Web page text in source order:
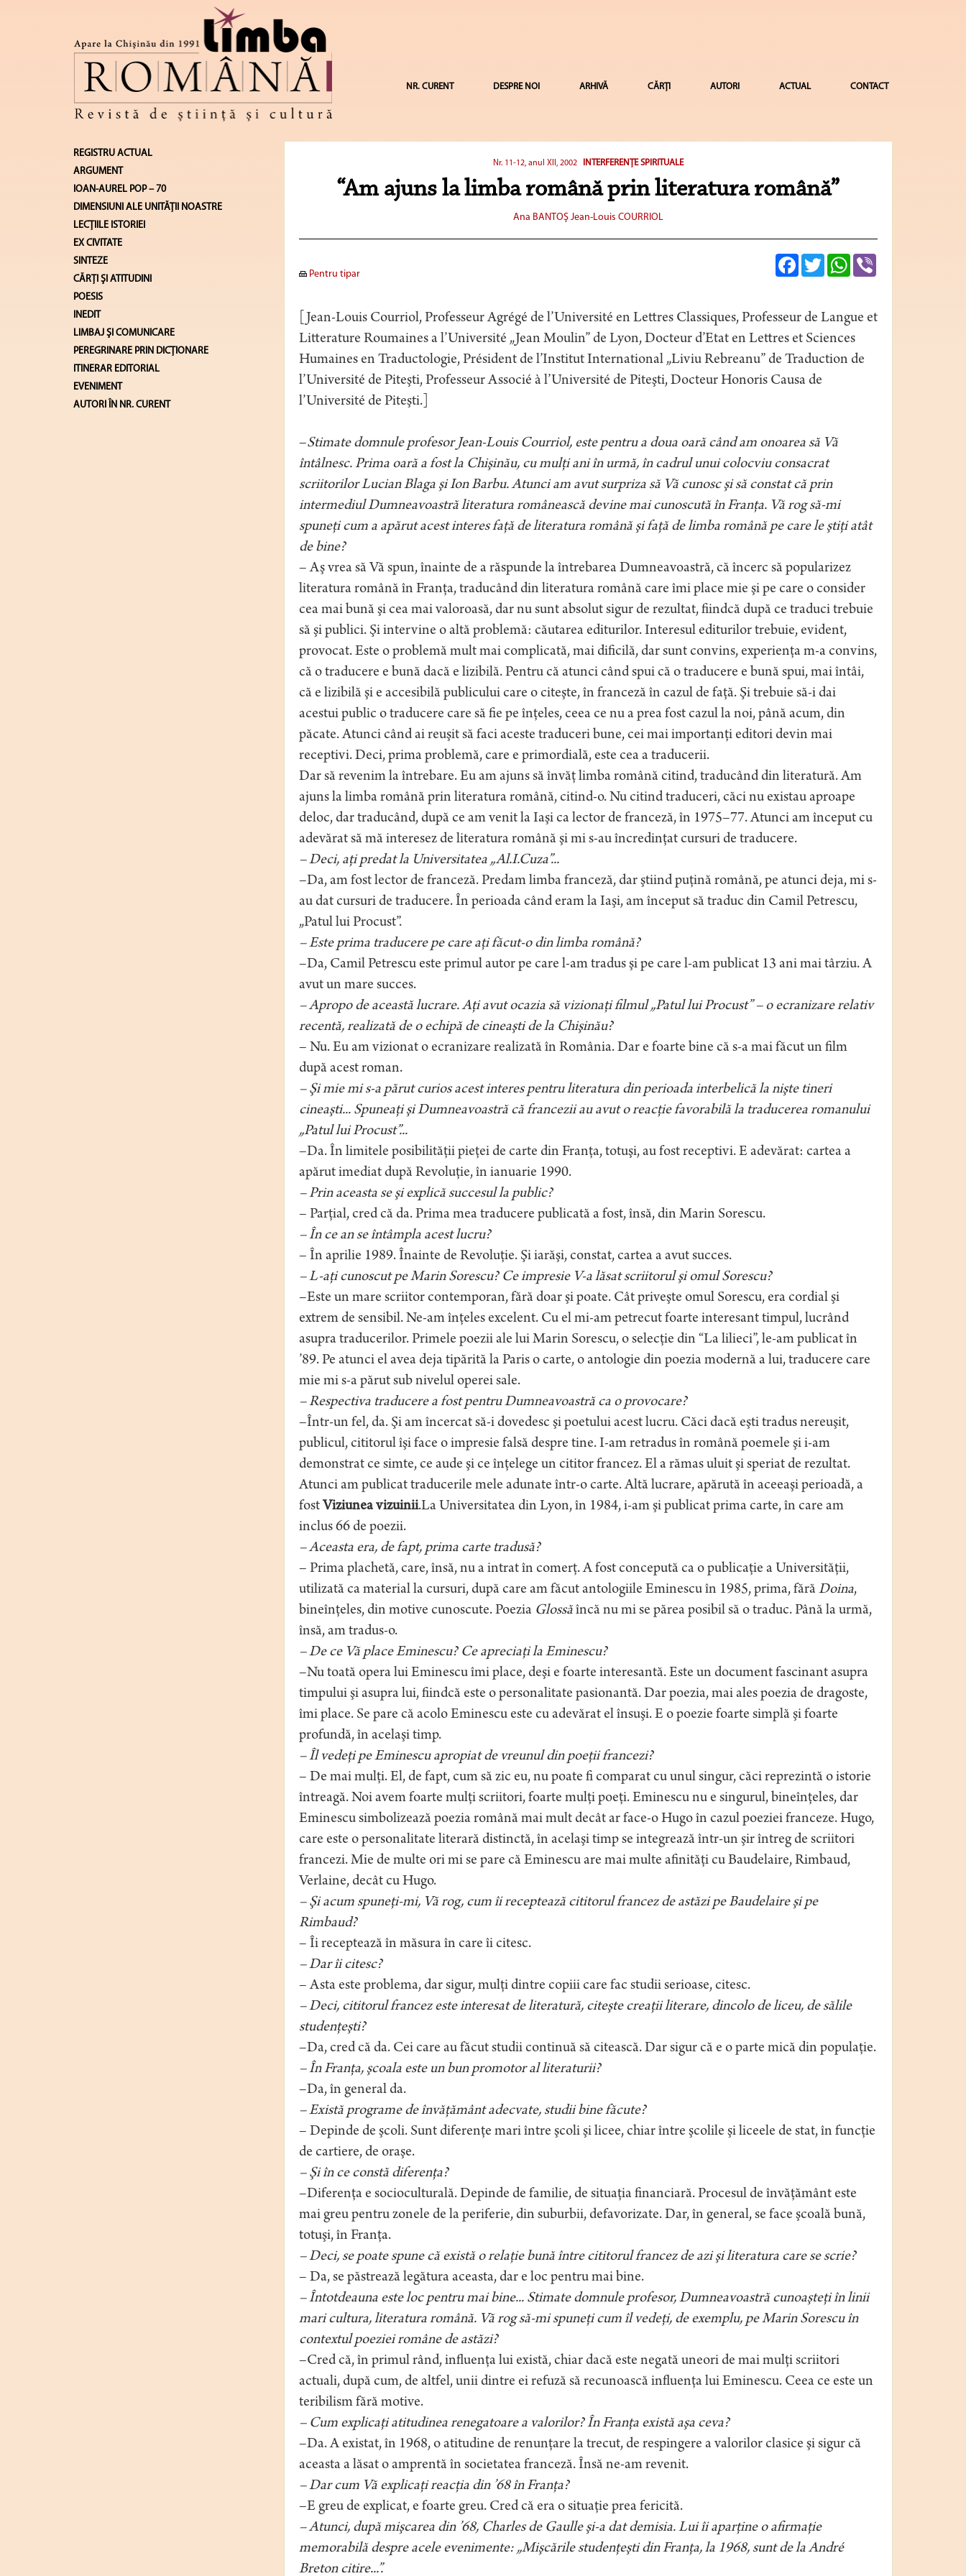
NR. CURENT DESPRE NOI ARHIVĂ CĂRȚI AUTORI ACTUAL CONTACT
REGISTRU ACTUAL
ARGUMENT
IOAN-AUREL POP – 70
DIMENSIUNI ALE UNITĂŢII NOASTRE
LECŢIILE ISTORIEI
EX CIVITATE
SINTEZE
CĂRŢI ŞI ATITUDINI
POESIS
INEDIT
LIMBAJ ŞI COMUNICARE
PEREGRINARE PRIN DICȚIONARE
ITINERAR EDITORIAL
EVENIMENT
AUTORI ÎN NR. CURENT
Nr. 11-12, anul XII, 2002 INTERFERENŢE SPIRITUALE
“Am ajuns la limba română prin literatura română”
Ana BANTOŞ Jean-Louis COURRIOL
Pentru tipar
FacebookTwitterWhatsApp
[Jean-Louis Courriol, Professeur Agrégé de l’Université en Lettres Classiques, Professeur de Langue et
Litterature Roumaines a l’Université „Jean Moulin” de Lyon, Docteur d’Etat en Lettres et Sciences
Humaines en Traductologie, Président de l’Institut International „Liviu Rebreanu” de Traduction de
l’Université de Piteşti, Professeur Associé à l’Université de Piteşti, Docteur Honoris Causa de
l’Université de Piteşti.]
–Stimate domnule profesor Jean-Louis Courriol, este pentru a doua oară când am onoarea să Vă
întâlnesc. Prima oară a fost la Chişinău, cu mulţi ani în urmă, în cadrul unui colocviu consacrat
scriitorilor Lucian Blaga şi Ion Barbu. Atunci am avut surpriza să Vă cunosc şi să constat că prin
intermediul Dumneavoastră literatura românească devine mai cunoscută în Franţa. Vă rog să-mi
spuneţi cum a apărut acest interes faţă de literatura română şi faţă de limba română pe care le ştiţi atât
de bine?
– Aş vrea să Vă spun, înainte de a răspunde la întrebarea Dumneavoastră, că încerc să popularizez
literatura română în Franţa, traducând din literatura română care îmi place mie şi pe care o consider
cea mai bună şi cea mai valoroasă, dar nu sunt absolut sigur de rezultat, fiindcă după ce traduci trebuie
să şi publici. Şi intervine o altă problemă: căutarea editurilor. Interesul editurilor trebuie, evident,
provocat. Este o problemă mult mai complicată, mai dificilă, dar sunt convins, experienţa m-a convins,
că o traducere e bună dacă e lizibilă. Pentru că atunci când spui că o traducere e bună spui, mai întâi,
că e lizibilă şi e accesibilă publicului care o citeşte, în franceză în cazul de faţă. Şi trebuie să-i dai
acestui public o traducere care să fie pe înţeles, ceea ce nu a prea fost cazul la noi, până acum, din
păcate. Atunci când ai reuşit să faci aceste traduceri bune, cei mai importanţi editori devin mai
receptivi. Deci, prima problemă, care e primordială, este cea a traducerii.
Dar să revenim la întrebare. Eu am ajuns să învăţ limba română citind, traducând din literatură. Am
ajuns la limba română prin literatura română, citind-o. Nu citind traduceri, căci nu existau aproape
deloc, dar traducând, după ce am venit la Iaşi ca lector de franceză, în 1975–77. Atunci am început cu
adevărat să mă interesez de literatura română şi mi s-au încredinţat cursuri de traducere.
– Deci, aţi predat la Universitatea „Al.I.Cuza”...
–Da, am fost lector de franceză. Predam limba franceză, dar ştiind puţină română, pe atunci deja, mi s-
au dat cursuri de traducere. În perioada când eram la Iaşi, am început să traduc din Camil Petrescu,
„Patul lui Procust”.
– Este prima traducere pe care aţi făcut-o din limba română?
–Da, Camil Petrescu este primul autor pe care l-am tradus şi pe care l-am publicat 13 ani mai târziu. A
avut un mare succes.
– Apropo de această lucrare. Aţi avut ocazia să vizionaţi filmul „Patul lui Procust” – o ecranizare relativ
recentă, realizată de o echipă de cineaşti de la Chişinău?
– Nu. Eu am vizionat o ecranizare realizată în România. Dar e foarte bine că s-a mai făcut un film
după acest roman.
– Şi mie mi s-a părut curios acest interes pentru literatura din perioada interbelică la nişte tineri
cineaşti... Spuneaţi şi Dumneavoastră că francezii au avut o reacţie favorabilă la traducerea romanului
„Patul lui Procust”...
–Da. În limitele posibilităţii pieţei de carte din Franţa, totuşi, au fost receptivi. E adevărat: cartea a
apărut imediat după Revoluţie, în ianuarie 1990.
– Prin aceasta se şi explică succesul la public?
– Parţial, cred că da. Prima mea traducere publicată a fost, însă, din Marin Sorescu.
– În ce an se întâmpla acest lucru?
– În aprilie 1989. Înainte de Revoluţie. Şi iarăşi, constat, cartea a avut succes.
– L-aţi cunoscut pe Marin Sorescu? Ce impresie V-a lăsat scriitorul şi omul Sorescu?
–Este un mare scriitor contemporan, fără doar şi poate. Cât priveşte omul Sorescu, era cordial şi
extrem de sensibil. Ne-am înţeles excelent. Cu el mi-am petrecut foarte interesant timpul, lucrând
asupra traducerilor. Primele poezii ale lui Marin Sorescu, o selecţie din “La lilieci”, le-am publicat în
’89. Pe atunci el avea deja tipărită la Paris o carte, o antologie din poezia modernă a lui, traducere care
mie mi s-a părut sub nivelul operei sale.
– Respectiva traducere a fost pentru Dumneavoastră ca o provocare?
–Într-un fel, da. Şi am încercat să-i dovedesc şi poetului acest lucru. Căci dacă eşti tradus nereuşit,
publicul, cititorul îşi face o impresie falsă despre tine. I-am retradus în română poemele şi i-am
demonstrat ce simte, ce aude şi ce înţelege un cititor francez. El a rămas uluit şi speriat de rezultat.
Atunci am publicat traducerile mele adunate într-o carte. Altă lucrare, apărută în aceeaşi perioadă, a
fost Viziunea vizuinii.La Universitatea din Lyon, în 1984, i-am şi publicat prima carte, în care am
inclus 66 de poezii.
– Aceasta era, de fapt, prima carte tradusă?
– Prima plachetă, care, însă, nu a intrat în comerţ. A fost concepută ca o publicaţie a Universităţii,
utilizată ca material la cursuri, după care am făcut antologiile Eminescu în 1985, prima, fără Doina,
bineînţeles, din motive cunoscute. Poezia Glossăîncă nu mi se părea posibil să o traduc. Până la urmă,
însă, am tradus-o.
– De ce Vă place Eminescu? Ce apreciaţi la Eminescu?
–Nu toată opera lui Eminescu îmi place, deşi e foarte interesantă. Este un document fascinant asupra
timpului şi asupra lui, fiindcă este o personalitate pasionantă. Dar poezia, mai ales poezia de dragoste,
îmi place. Se pare că acolo Eminescu este cu adevărat el însuşi. E o poezie foarte simplă şi foarte
profundă, în acelaşi timp.
– Îl vedeţi pe Eminescu apropiat de vreunul din poeţii francezi?
– De mai mulţi. El, de fapt, cum să zic eu, nu poate fi comparat cu unul singur, căci reprezintă o istorie
întreagă. Noi avem foarte mulţi scriitori, foarte mulţi poeţi. Eminescu nu e singurul, bineînţeles, dar
Eminescu simbolizează poezia română mai mult decât ar face-o Hugo în cazul poeziei franceze. Hugo,
care este o personalitate literară distinctă, în acelaşi timp se integrează într-un şir întreg de scriitori
francezi. Mie de multe ori mi se pare că Eminescu are mai multe afinităţi cu Baudelaire, Rimbaud,
Verlaine, decât cu Hugo.
– Şi acum spuneţi-mi, Vă rog, cum îi receptează cititorul francez de astăzi pe Baudelaire şi pe
Rimbaud?
– Îi receptează în măsura în care îi citesc.
– Dar îi citesc?
– Asta este problema, dar sigur, mulţi dintre copiii care fac studii serioase, citesc.
– Deci, cititorul francez este interesat de literatură, citeşte creaţii literare, dincolo de liceu, de sălile
studenţeşti?
–Da, cred că da. Cei care au făcut studii continuă să citească. Dar sigur că e o parte mică din populaţie.
– În Franţa, şcoala este un bun promotor al literaturii?
–Da, în general da.
– Există programe de învăţământ adecvate, studii bine făcute?
– Depinde de şcoli. Sunt diferenţe mari între şcoli şi licee, chiar între şcolile şi liceele de stat, în funcţie
de cartiere, de oraşe.
– Şi în ce constă diferenţa?
–Diferenţa e socioculturală. Depinde de familie, de situaţia financiară. Procesul de învăţământ este
mai greu pentru zonele de la periferie, din suburbii, defavorizate. Dar, în general, se face şcoală bună,
totuşi, în Franţa.
– Deci, se poate spune că există o relaţie bună între cititorul francez de azi şi literatura care se scrie?
– Da, se păstrează legătura aceasta, dar e loc pentru mai bine.
– Întotdeauna este loc pentru mai bine... Stimate domnule profesor, Dumneavoastră cunoaşteţi în linii
mari cultura, literatura română. Vă rog să-mi spuneţi cum îl vedeţi, de exemplu, pe Marin Sorescu în
contextul poeziei române de astăzi?
–Cred că, în primul rând, influenţa lui există, chiar dacă este negată uneori de mai mulţi scriitori
actuali, după cum, de altfel, unii dintre ei refuză să recunoască influenţa lui Eminescu. Ceea ce este un
teribilism fără motive.
– Cum explicaţi atitudinea renegatoare a valorilor? În Franţa există aşa ceva?
–Da. A existat, în 1968, o atitudine de renunţare la trecut, de respingere a valorilor clasice şi sigur că
aceasta a lăsat o amprentă în societatea franceză. Însă ne-am revenit.
– Dar cum Vă explicaţi reacţia din ’68 în Franţa?
–E greu de explicat, e foarte greu. Cred că era o situaţie prea fericită.
– Atunci, după mişcarea din ’68, Charles de Gaulle şi-a dat demisia. Lui îi aparţine o afirmaţie
memorabilă despre acele evenimente: „Mişcările studenţeşti din Franţa, la 1968, sunt de la André
Breton citire...”.